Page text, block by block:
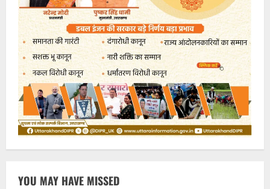
YOU MAY HAVE MISSED